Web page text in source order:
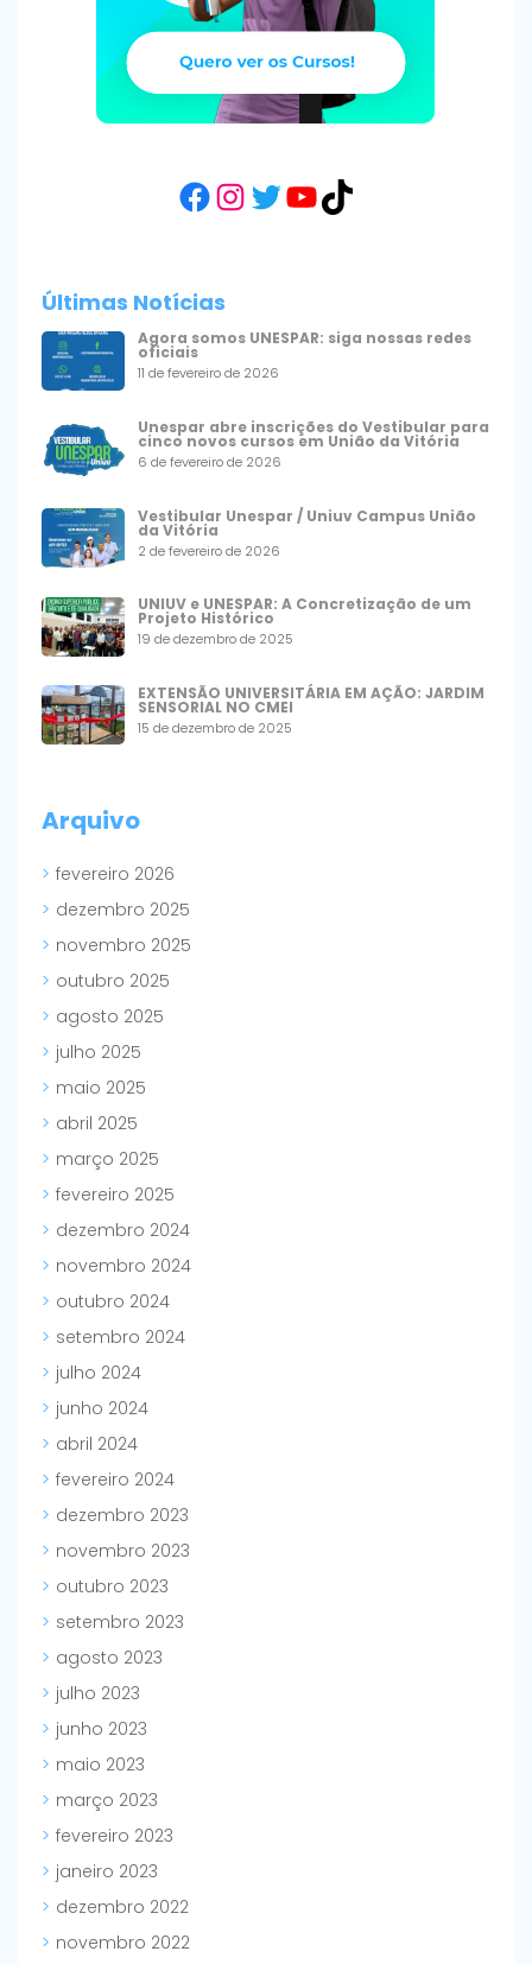
Facebook
Instagram
Twitter
YouTube
TikTok
Últimas Notícias
Agora somos UNESPAR: siga nossas redes
oficiais
11 de fevereiro de 2026
Unespar abre inscrições do Vestibular para
cinco novos cursos em União da Vitória
6 de fevereiro de 2026
Vestibular Unespar / Uniuv Campus União
da Vitória
2 de fevereiro de 2026
UNIUV e UNESPAR: A Concretização de um
Projeto Histórico
19 de dezembro de 2025
EXTENSÃO UNIVERSITÁRIA EM AÇÃO: JARDIM
SENSORIAL NO CMEI
15 de dezembro de 2025
Arquivo
fevereiro 2026
dezembro 2025
novembro 2025
outubro 2025
agosto 2025
julho 2025
maio 2025
abril 2025
março 2025
fevereiro 2025
dezembro 2024
novembro 2024
outubro 2024
setembro 2024
julho 2024
junho 2024
abril 2024
fevereiro 2024
dezembro 2023
novembro 2023
outubro 2023
setembro 2023
agosto 2023
julho 2023
junho 2023
maio 2023
março 2023
fevereiro 2023
janeiro 2023
dezembro 2022
novembro 2022